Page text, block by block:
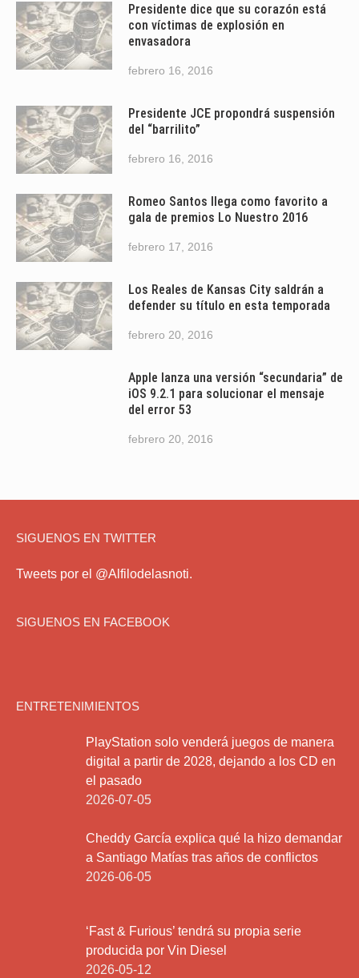
Presidente dice que su corazón está
con víctimas de explosión en
envasadora
febrero 16, 2016
Presidente JCE propondrá suspensión
del “barrilito”
febrero 16, 2016
Romeo Santos llega como favorito a
gala de premios Lo Nuestro 2016
febrero 17, 2016
Los Reales de Kansas City saldrán a
defender su título en esta temporada
febrero 20, 2016
Apple lanza una versión “secundaria” de
iOS 9.2.1 para solucionar el mensaje
del error 53
febrero 20, 2016
SIGUENOS EN TWITTER
Tweets por el @Alfilodelasnoti.
SIGUENOS EN FACEBOOK
ENTRETENIMIENTOS
PlayStation solo venderá juegos de manera
digital a partir de 2028, dejando a los CD en
el pasado
2026-07-05
Cheddy García explica qué la hizo demandar
a Santiago Matías tras años de conflictos
2026-06-05
‘Fast & Furious’ tendrá su propia serie
producida por Vin Diesel
2026-05-12